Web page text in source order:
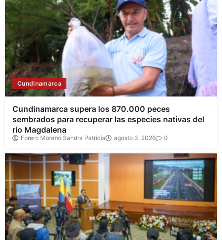
Cundinamarca
Cundinamarca supera los 870.000 peces
sembrados para recuperar las especies nativas del
río Magdalena
Forero Moreno Sandra Patricia agosto 3, 2026 0